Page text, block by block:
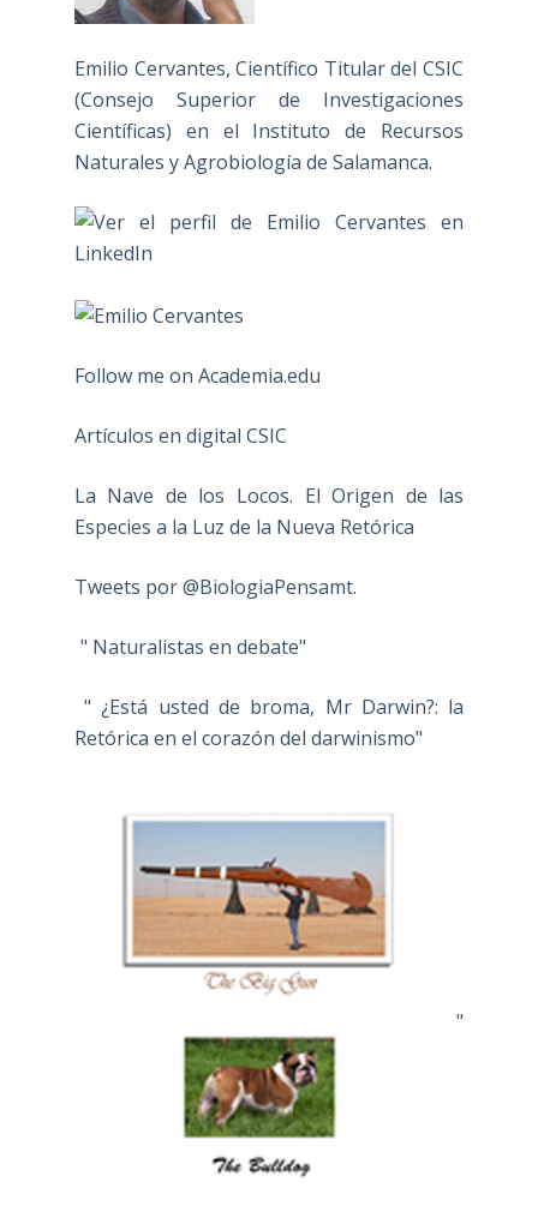
Emilio Cervantes, Científico Titular del CSIC
(Consejo Superior de Investigaciones
Científicas) en el Instituto de Recursos
Naturales y Agrobiología de Salamanca.
Follow me on Academia.edu
Artículos en digital CSIC
La Nave de los Locos. El Origen de las
Especies a la Luz de la Nueva Retórica
Tweets por @BiologiaPensamt.
" Naturalistas en debate"
" ¿Está usted de broma, Mr Darwin?: la
Retórica en el corazón del darwinismo"
"